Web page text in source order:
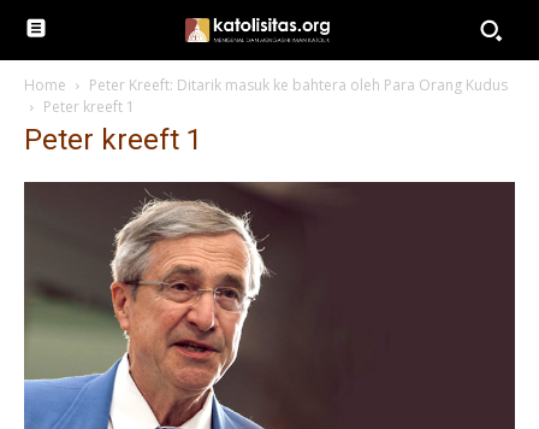
Home
Peter Kreeft: Ditarik masuk ke bahtera oleh Para Orang Kudus
Peter kreeft 1
Peter kreeft 1